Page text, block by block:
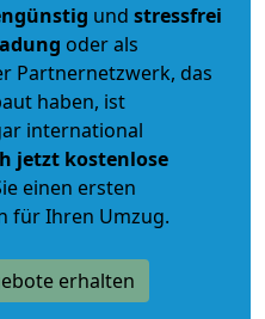
und stressfrei
oder als
Partnernetzwerk, das
haben, ist
international
jetzt kostenlose
einen ersten
für Ihren Umzug.
erhalten